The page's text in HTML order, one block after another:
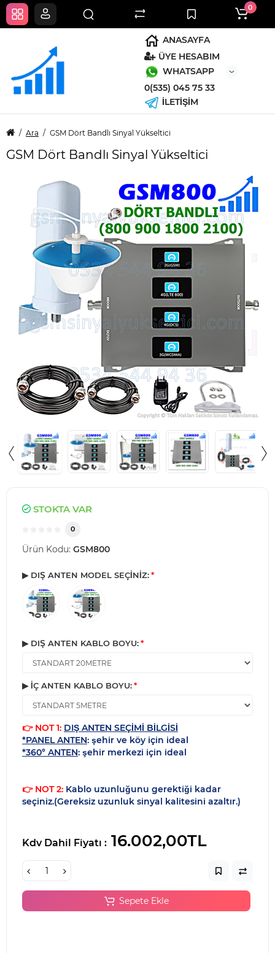
ANASAYFA
ÜYE HESABIM
WHATSAPP
0(535) 045 75 33
İLETİŞİM
0
Ara GSM Dört Bandlı Sinyal Yükseltici
GSM Dört Bandlı Sinyal Yükseltici
STOKTA VAR
0
Ürün Kodu: GSM800
▶ DIŞ ANTEN MODEL SEÇİNİZ:
▶ DIŞ ANTEN KABLO BOYU:
▶ İÇ ANTEN KABLO BOYU:
👉 NOT 1: DIŞ ANTEN SEÇİMİ BİLGİSİ
*PANEL ANTEN: şehir ve köy için ideal
*360° ANTEN: şehir merkezi için ideal
👉 NOT 2: Kablo uzunluğunu gerektiği kadar
seçiniz.(Gereksiz uzunluk sinyal kalitesini azaltır.)
Kdv Dahil Fiyatı : 16.002,00TL
Sepete Ekle